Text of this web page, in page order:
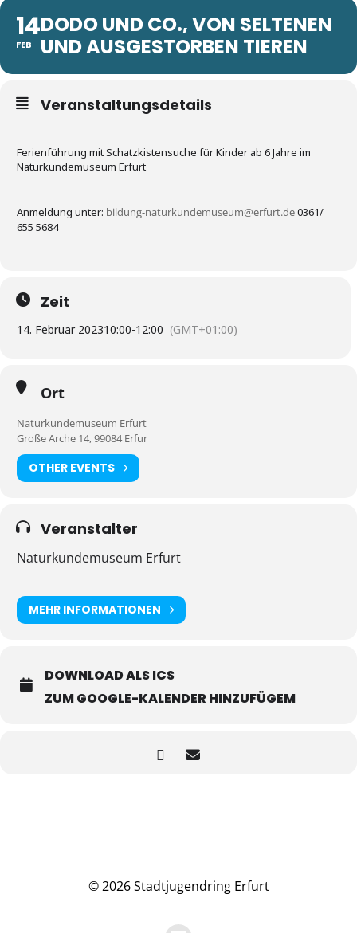
14
FEB
DODO UND CO., VON SELTENEN
UND AUSGESTORBEN TIEREN
Veranstaltungsdetails
Ferienführung mit Schatzkistensuche für Kinder ab 6 Jahre im
Naturkundemuseum Erfurt
Anmeldung unter: bildung-naturkundemuseum@erfurt.de0361/
655 5684
Zeit
14. Februar 202310:00-12:00 (GMT+01:00)
Ort
Naturkundemuseum Erfurt
Große Arche 14, 99084 Erfur
OTHER EVENTS
Veranstalter
Naturkundemuseum Erfurt
MEHR INFORMATIONEN
DOWNLOAD ALS ICS
ZUM GOOGLE-KALENDER HINZUFÜGEM
© 2026 Stadtjugendring Erfurt